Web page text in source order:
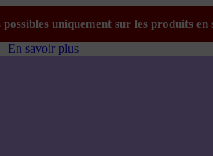
En savoir plus